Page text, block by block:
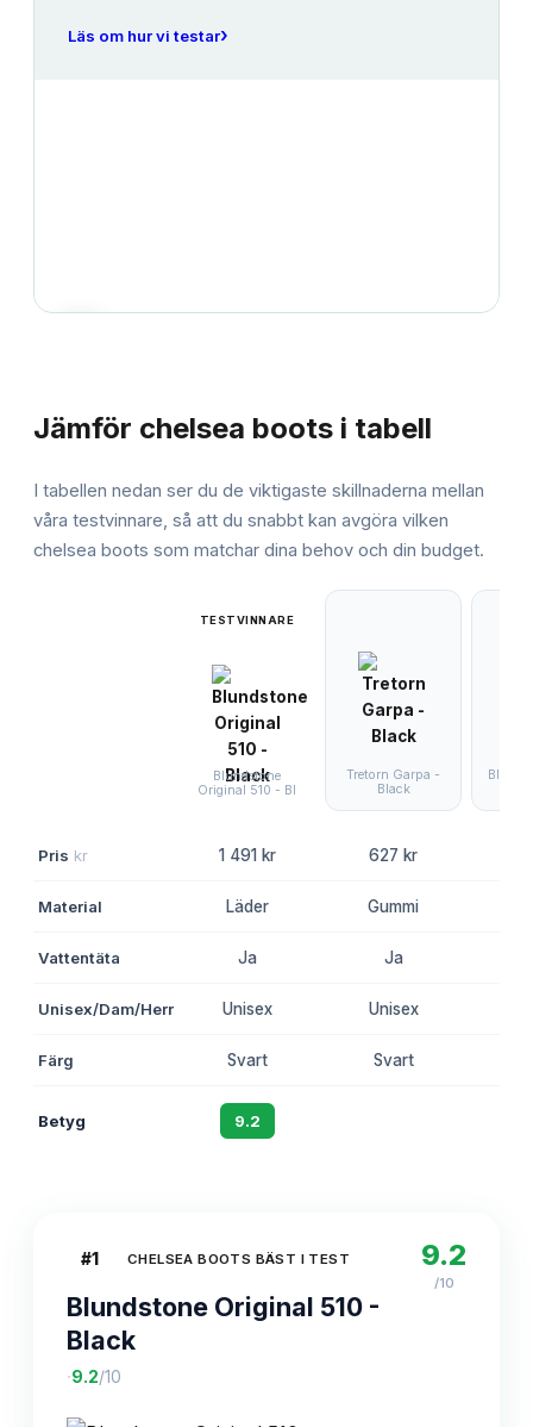
Läs om hur vi testar›
Jämför chelsea boots i tabell
I tabellen nedan ser du de viktigaste skillnaderna mellan
våra testvinnare, så att du snabbt kan avgöra vilken
chelsea boots som matchar dina behov och din budget.
TESTVINNARE
Blundstone
Original 510 - Bl
Tretorn Garpa -
Black
Pris kr 1 491 kr 627 kr
Material Läder Gummi
Vattentäta Ja Ja
Unisex/Dam/Herr Unisex Unisex
Färg Svart Svart
Betyg 9.2
#1 CHELSEA BOOTS BÄST I TEST
Blundstone Original 510 -
Black
·9.2/10
9.2
/10